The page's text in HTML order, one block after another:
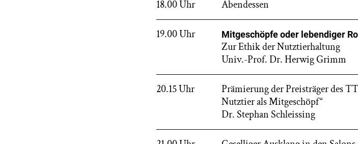
18.00 Uhr Abendessen
19.00 Uhr Mitgeschöpfe oder lebendiger
Zur Ethik der Nutztierhaltung
Univ.-Prof. Dr. Herwig Grimm
20.15 Uhr
Prämierung der Preisträger des
Nutztier als Mitgeschöpf“
Dr. Stephan Schleissing